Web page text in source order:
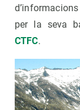
per la seva
CTFC.